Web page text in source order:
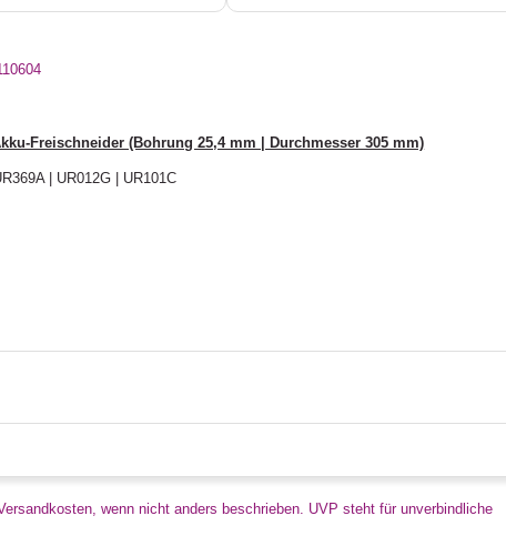
Freischneider (Bohrung 25,4 mm | Durchmesser 305 mm)
| UR012G | UR101C
wenn nicht anders beschrieben. UVP steht für unverbindliche